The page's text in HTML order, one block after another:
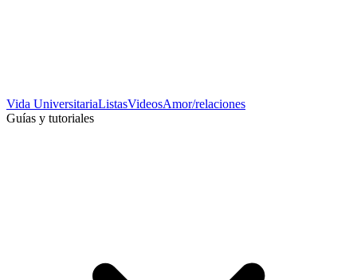
Vida UniversitariaListasVideosAmor/relaciones
Guías y tutoriales